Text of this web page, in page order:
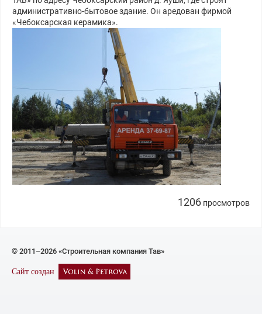
административно-бытовое здание. Он аредован фирмой
«Чебоксарская керамика».
1206 просмотров
© 2011–2026 «Строительная компания Тав»
Сайт создан